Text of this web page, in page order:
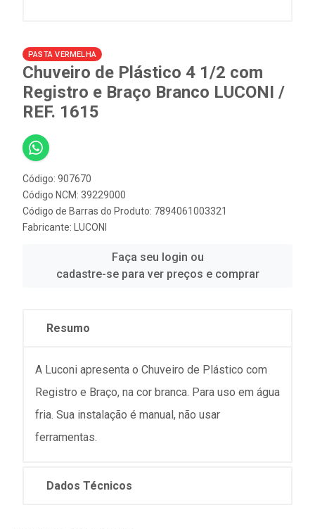
PASTA VERMELHA
Chuveiro de Plástico 4 1/2 com
Registro e Braço Branco LUCONI /
REF. 1615
Código: 907670
Código NCM: 39229000
Código de Barras do Produto: 7894061003321
Fabricante:
LUCONI
Faça seu login ou
cadastre-se para ver preços e comprar
Resumo
A Luconi apresenta o Chuveiro de Plástico com
Registro e Braço, na cor branca. Para uso em água
fria. Sua instalação é manual, não usar
ferramentas.
Dados Técnicos